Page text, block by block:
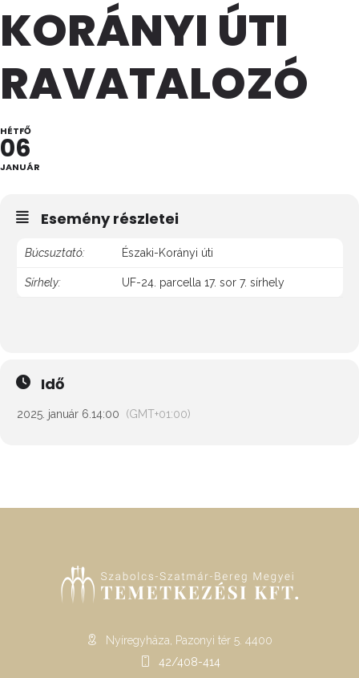
KORÁNYI ÚTI
RAVATALOZÓ
HÉTFŐ
06
JANUÁR
Esemény részletei
Búcsuztató: Északi-Korányi úti
Sírhely: UF-24. parcella 17. sor 7. sírhely
Idő
2025. január 6. 14:00 (GMT+01:00)
Nyíregyháza, Pazonyi tér 5. 4400
42/408-414